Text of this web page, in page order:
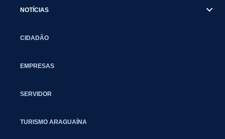
NOTÍCIAS
CIDADÃO
EMPRESAS
SERVIDOR
TURISMO ARAGUAÍNA